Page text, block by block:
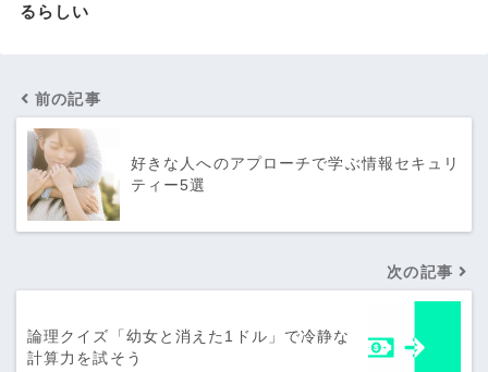
るらしい
前の記事
好きな人へのアプローチで学ぶ情報セキュリ
ティー5選
次の記事
論理クイズ「幼女と消えた1ドル」で冷静な
計算力を試そう